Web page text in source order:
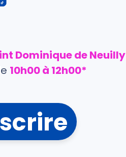
Dominique de Neuilly
10h00 à 12h00*